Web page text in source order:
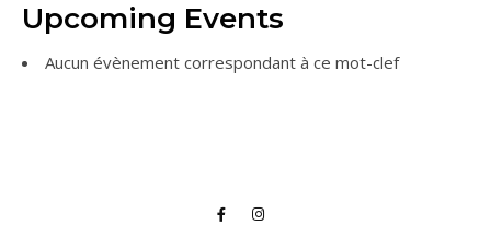
Upcoming Events
Aucun évènement correspondant à ce mot-clef